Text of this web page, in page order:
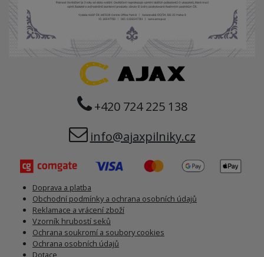
Doprava a platba
Obchodní podmínky a ochrana osobních údajů
Reklamace a vrácení zboží
Vzorník hrubostí seků
Ochrana soukromí a soubory cookies
Ochrana osobních údajů
Dotace
+420 724 225 138
info@ajaxpilniky.cz